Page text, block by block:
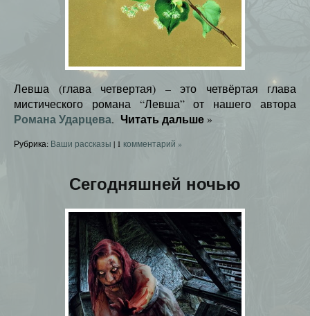
Левша (глава четвертая) – это четвёртая глава
мистического романа “Левша” от нашего автора
Романа Ударцева. Читать дальше »
Рубрика: Ваши рассказы | 1 комментарий »
Сегодняшней ночью